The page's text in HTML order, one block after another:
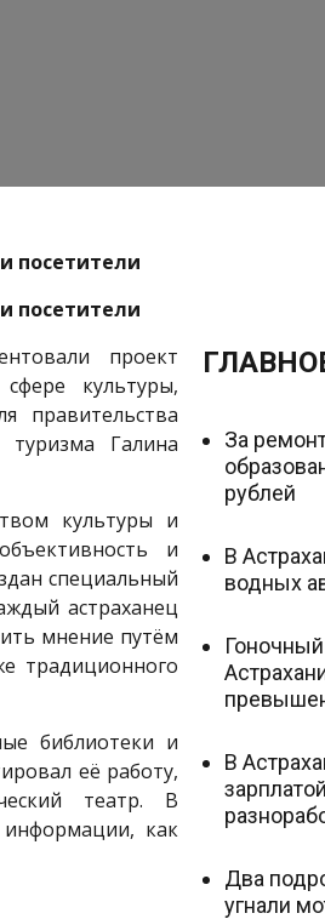
посетители
посетители
проект
культуры,
правительства
Галина
культуры и
и
специальный
астраханец
мнение путём
традиционного
библиотеки и
её работу,
театр. В
информации, как
За
рублей
В
водных
В
Два
угнали